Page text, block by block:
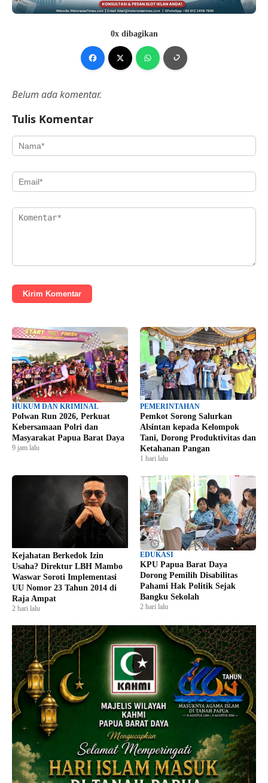
0x dibagikan
Belum ada komentar.
Tulis Komentar
Kirim Komentar
HUKUM DAN KRIMINAL
Polwan Run 2026, Perkuat
Kebersamaan Polri dan
Masyarakat Papua Barat Daya
9 jam lalu
PEMERINTAHAN
Pemkot Sorong Salurkan
Alsintan kepada Kelompok
Tani, Dorong Produktivitas dan
Ketahanan Pangan
1 hari lalu
Kejahatan Berkedok Izin
Usaha? Direktur LBH Mambo
Waswar Soroti Implementasi
UU Nomor 23 Tahun 2014 di
Raja Ampat
2 hari lalu
EDUKASI
KPU Papua Barat Daya
Dorong Pemilih Disabilitas
Pahami Hak Politik Sejak
Bangku Sekolah
2 hari lalu